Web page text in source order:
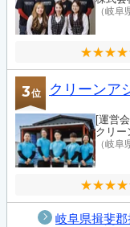
（岐
3位 クリーンア
[運営
クリー
（岐
岐阜県揖斐